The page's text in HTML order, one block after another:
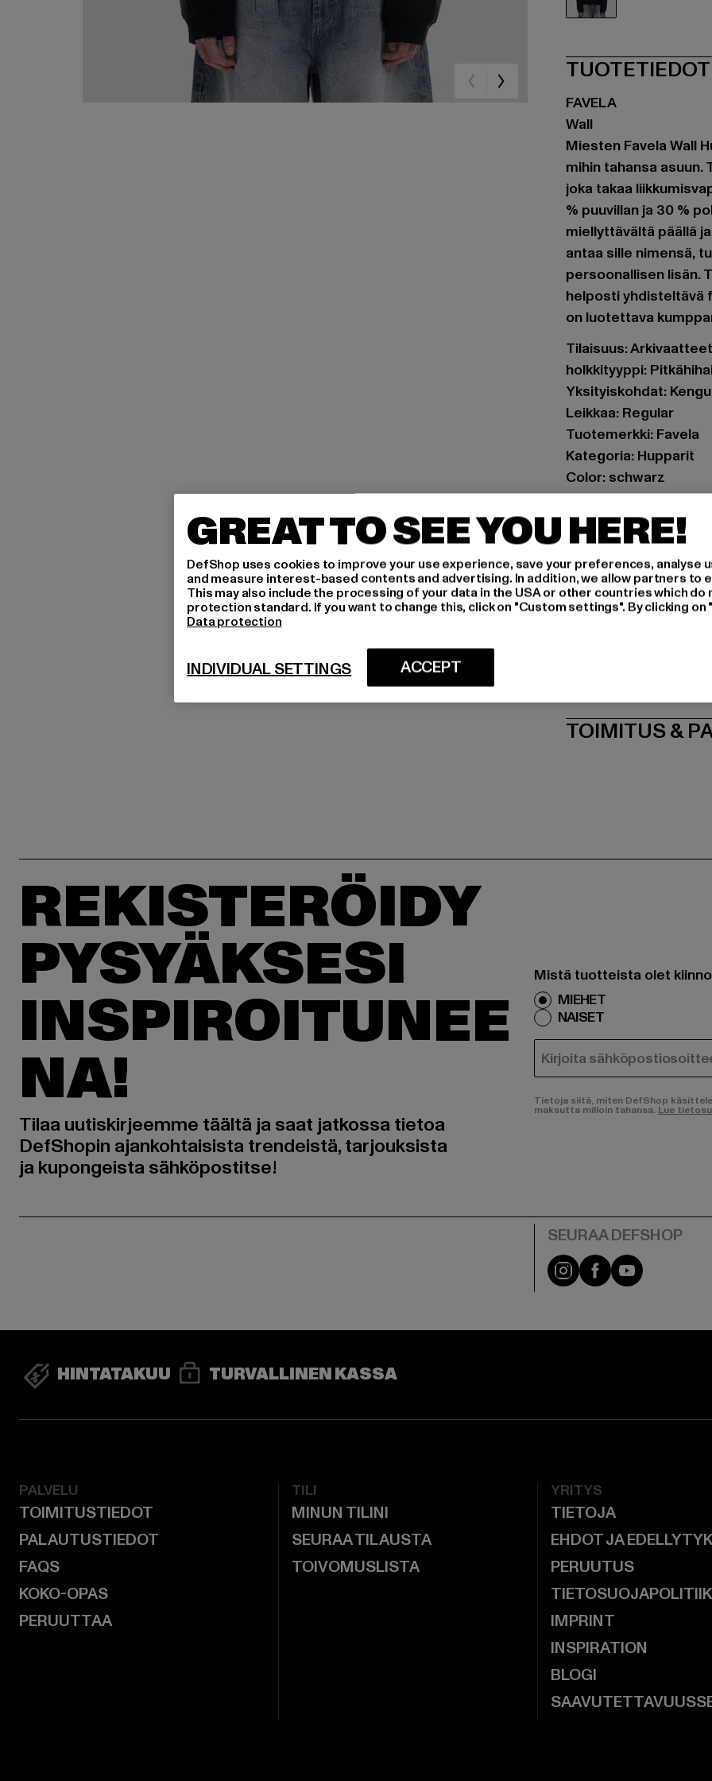
TUOTETIEDOT
FAVELA
Wall
Miesten Favela Wall
mihin tahansa asuun.
joka takaa
% puuvillan ja 30 %
miellyttävältä päällä
antaa sille nimensä,
persoonallisen lisän.
helposti yhdisteltävä
on luotettava
Tilaisuus:
holkkityyppi:
Yksityiskohdat:
Leikkaa: Regular
Tuotemerkki: Favela
Kategoria: Hupparit
Color: schwarz
Valmistaja väri: black
Materiaalin
Art.Nr: FAV-Q126-
Valmistaja: AD
HOITO-
TOIMITUS &
REKISTERÖIDY
PYSYÄKSESI
INSPIROITUNEE
NA!
Tilaa uutiskirjeemme täältä ja saat jatkossa tietoa
DefShopin ajankohtaisista trendeistä, tarjouksista
ja kupongeista sähköpostitse!
Mistä tuotteista olet
MIEHET
NAISET
SÄHKÖPOSTI
Tietoja siitä, miten DefShop
maksutta milloin tahansa. Lue
Visit our Instagram
Visit ourVisit our
HINTATAKUU TURVALLINEN KASSA
PALVELU
TOIMITUSTIEDOT
PALAUTUSTIEDOT
FAQS
KOKO-OPAS
PERUUTTAA
TILI
MINUN TILINI
SEURAA TILAUSTA
TOIVOMUSLISTA
YRITYS
TIETOJA
EHDOT JA
PERUUTUS
IMPRINT
INSPIRATION
BLOGI
GREAT TO SEE YOU HERE!
DefShop uses cookies to improve your use experience, save your preferences, analyse
and measure interest-based contents and advertising. In addition, we allow partners to
This may also include the processing of your data in the USA or other countries which do
protection standard. If you want to change this, click on "Custom settings". By clicking
Data protection
ACCEPT
INDIVIDUAL SETTINGS